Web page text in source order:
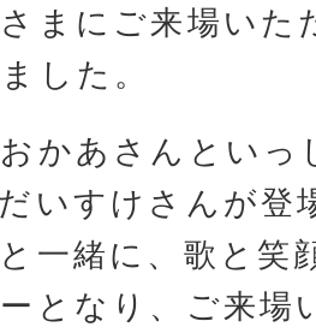
まにご来場いた
した。
かあさんといっ
いすけさんが登
一緒に、歌と笑
となり、ご来場